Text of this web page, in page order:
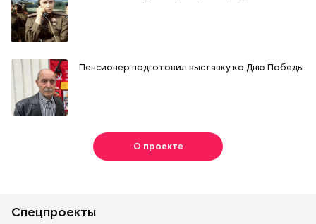
Пенсионер подготовил выставку ко Дню Победы
О проекте
Спецпроекты